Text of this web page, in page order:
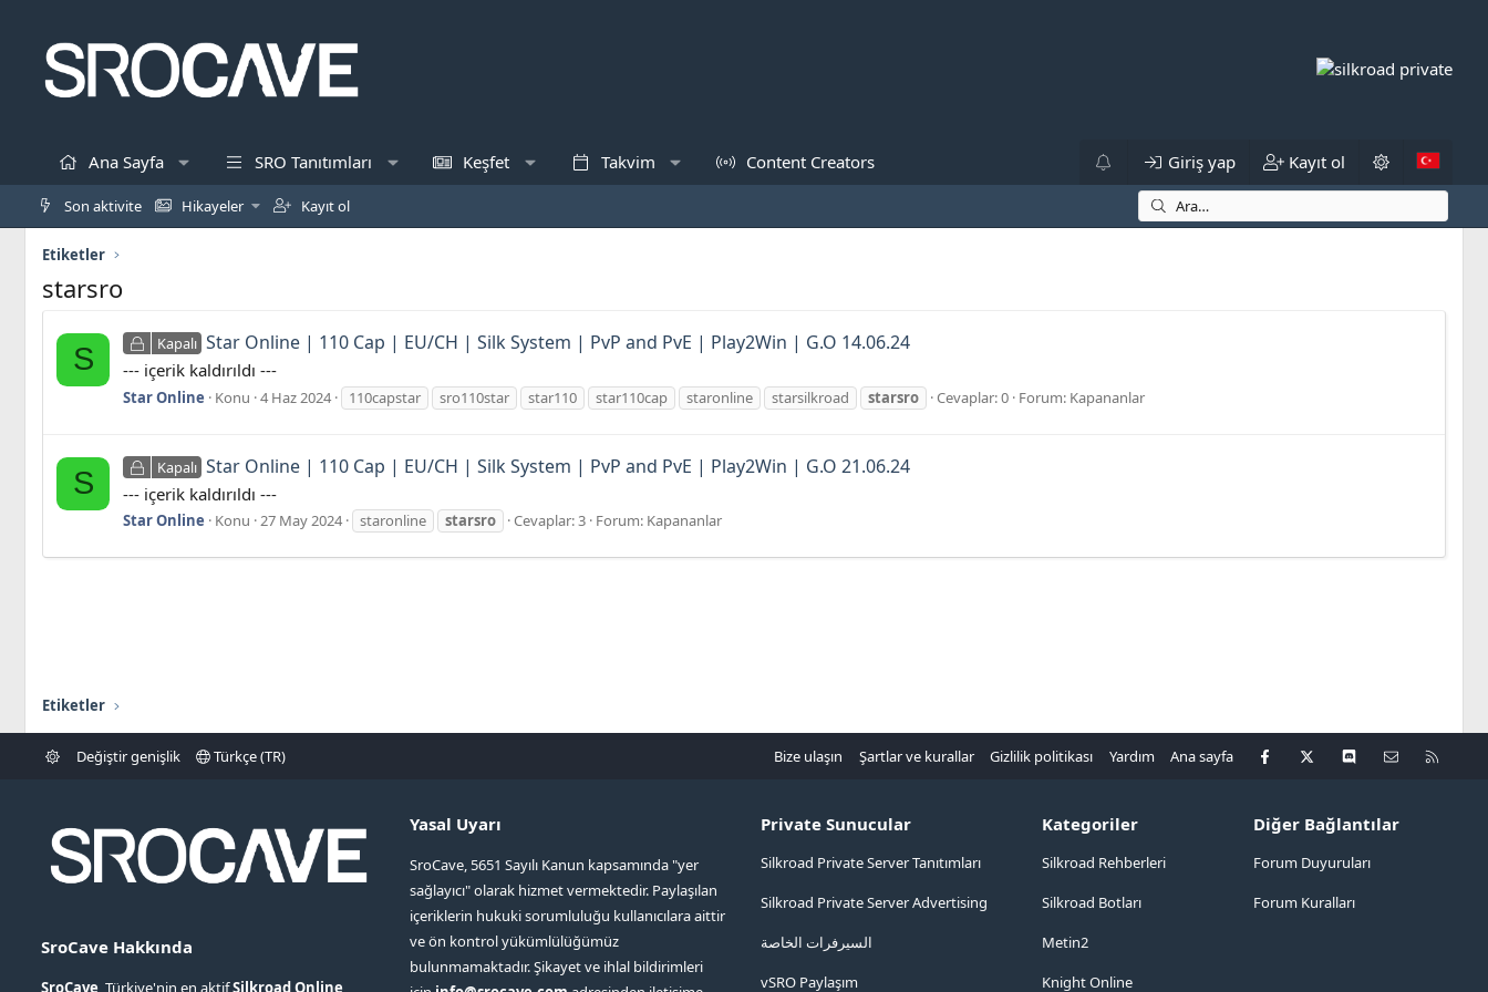
Ana Sayfa SRO Tanıtımları Keşfet Takvim Content Creators Giriş yap Kayıt ol
Son aktivite Hikayeler Kayıt ol
Etiketler
starsro
S Kapalı Star Online | 110 Cap | EU/CH | Silk System | PvP and PvE | Play2Win | G.O 14.06.24
--- içerik kaldırıldı ---
Star Online Konu 4 Haz 2024 110capstar sro110star star110 star110cap staronline starsilkroad starsro Cevaplar: 0 Forum: Kapananlar
S Kapalı Star Online | 110 Cap | EU/CH | Silk System | PvP and PvE | Play2Win | G.O 21.06.24
--- içerik kaldırıldı ---
Star Online Konu 27 May 2024 staronline starsro Cevaplar: 3 Forum: Kapananlar
Etiketler
Değiştir genişlik Türkçe (TR) Bize ulaşın Şartlar ve kurallar Gizlilik politikası Yardım Ana sayfa Facebook
X Discord Bize ulaşın
SroCave Hakkında
SroCave , Türkiye'nin en aktifSilkroad Online
Yasal Uyarı
SroCave, 5651 Sayılı Kanun kapsamında "yer
sağlayıcı" olarak hizmet vermektedir. Paylaşılan
içeriklerin hukuki sorumluluğu kullanıcılara aittir
ve ön kontrol yükümlülüğümüz
bulunmamaktadır. Şikayet ve ihlal bildirimleri
Private Sunucular
Silkroad Private Server Tanıtımları
Silkroad Private Server Advertising
السيرفرات الخاصة
vSRO Paylaşım
Kategoriler
Silkroad Rehberleri
Silkroad Botları
Metin2
Knight Online
Diğer Bağlantılar
Forum Duyuruları
Forum Kuralları